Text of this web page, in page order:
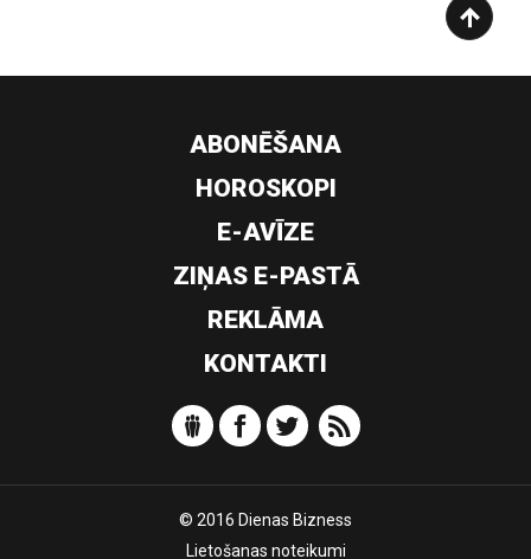
ABONĒŠANA
HOROSKOPI
E-AVĪZE
ZIŅAS E-PASTĀ
REKLĀMA
KONTAKTI
© 2016 Dienas Bizness
Lietošanas noteikumi